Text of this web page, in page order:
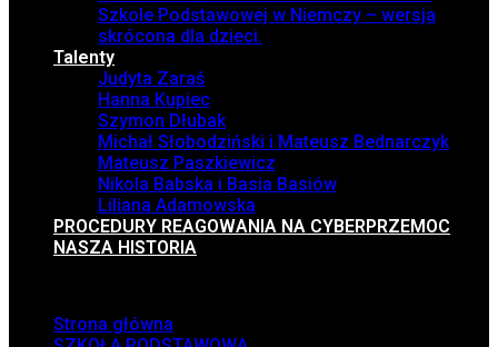
Szkole Podstawowej w Niemczy – wersja
skrócona dla dzieci.
Talenty
Judyta Zaraś
Hanna Kupiec
Szymon Dłubak
Michał Słobodziński i Mateusz Bednarczyk
Mateusz Paszkiewicz
Nikola Babska i Basia Basiów
Liliana Adamowska
PROCEDURY REAGOWANIA NA CYBERPRZEMOC
NASZA HISTORIA
Strona główna